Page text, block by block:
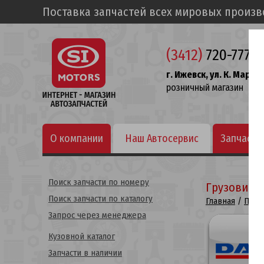
(3412) 720-777
г. Ижевск, ул. К. Маркса,
розничный магазин
Поставка запчастей всех мировых
О компании Наш Автосервис Запчасти
Грузовики
Главная /
Поиск запчасти по номеру
Поиск запчасти по каталогу
Запрос через менеджера
Кузовной каталог
Запчасти в наличии